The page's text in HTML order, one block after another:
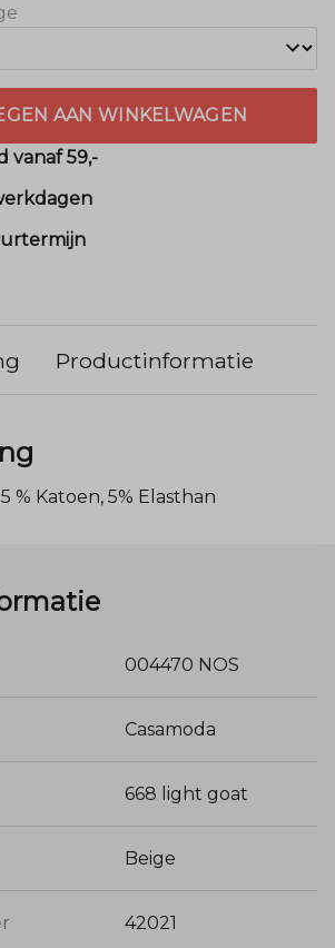
AAN WINKELWAGEN
vanaf 59,-
Productinformatie
% Katoen, 5% Elasthan
004470 NOS
Casamoda
668 light goat
Beige
42021